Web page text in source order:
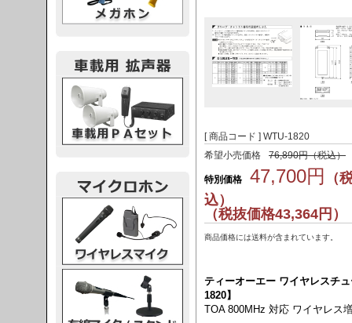
[ 商品コード ] WTU-1820
希望小売価格
76,890円（税込）
特別価格 47,700円 （
込）
（税抜価格43,364円）
商品価格には送料が含まれています。
ティーオーエー ワイヤレスチ
1820】
TOA 800MHz 対応 ワイヤレス